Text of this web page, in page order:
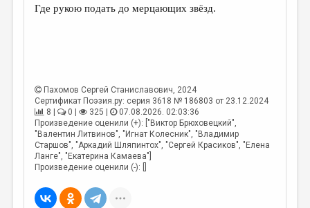
КНИЖНАЯ ПОЛКА
ОБЪЯВЛЕНИЯ
КОЛОНКА РЕДАКТОРА
РЕДКОЛЛЕГИЯ
ОТ РЕДАКЦИИ
МАЛАЯ ПРОЗА
Где рукою подать до мерцающих звёзд.
Пахомов Сергей Станиславович, 2024
Сертификат Поэзия.ру: серия 3618 № 186803 от 23.12.2024
8 |
0 | 325 |
07.08.2026. 02:03:36
Произведение оценили (+): ["Виктор Брюховецкий",
"Валентин Литвинов", "Игнат Колесник", "Владимир
Старшов", "Аркадий Шляпинтох", "Сергей Красиков", "Елена
Ланге", "Екатерина Камаева"]
Произведение оценили (-): []